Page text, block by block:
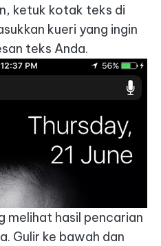
ketuk kotak teks di
kueri yang ingin
teks Anda.
melihat hasil pencarian
Gulir ke bawah dan